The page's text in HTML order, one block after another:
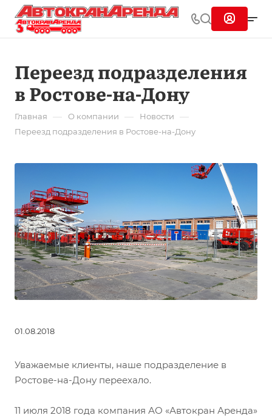
Переезд подразделения
в Ростове-на-Дону
Главная — О компании — Новости —
Переезд подразделения в Ростове-на-Дону
01.08.2018
Уважаемые клиенты, наше подразделение в
Ростове-на-Дону переехало.
11 июля 2018 года компания АО «Автокран Аренда»